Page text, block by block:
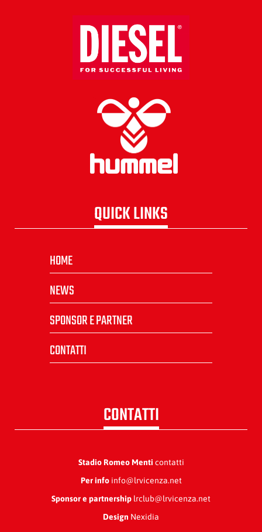
QUICK LINKS
HOME
NEWS
SPONSOR E PARTNER
CONTATTI
CONTATTI
Stadio Romeo Menti contatti
Per infoinfo@lrvicenza.net
Sponsor e partnership lrclub@lrvicenza.net
Design Nexidia